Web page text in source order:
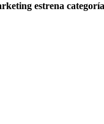
estrena